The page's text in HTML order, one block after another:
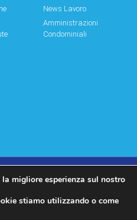
News Lavoro
Amministrazioni
Condominiali
Montagne & Paesi
Privacy Policy
migliore esperienza sul nostro
stiamo utilizzando o come